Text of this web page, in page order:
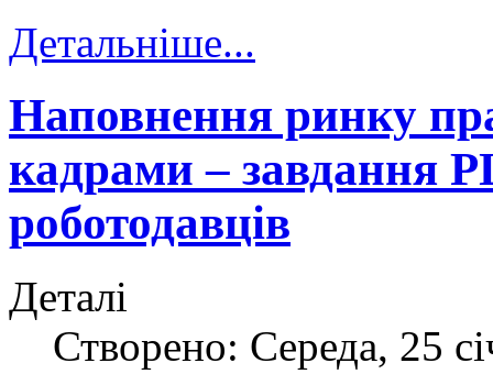
Детальніше...
Наповнення ринку
кадрами – завдання
роботодавців
Деталі
Створено: Середа, 25